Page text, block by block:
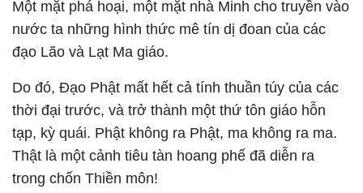
Một mặt phá hoại, một mặt nhà Minh cho truyền vào
nước ta những hình thức mê tín dị đoan của các
đạo Lão và Lạt Ma giáo.
Do đó, Đạo Phật mất hết cả tính thuần túy của các
thời đại trước, và trở thành một thứ tôn giáo hỗn
tạp, kỳ quái. Phật không ra Phật, ma không ra ma.
Thật là một cảnh tiêu tàn hoang phế đã diễn ra
trong chốn Thiền môn!